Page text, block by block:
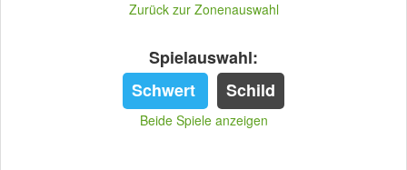
Zurück zur Zonenauswahl
Spielauswahl:
Schwert
Schild
Beide Spiele anzeigen